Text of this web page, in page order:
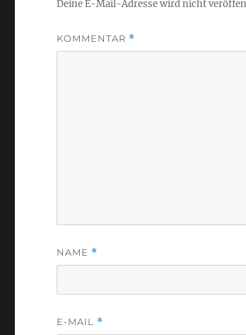
Deine E-Mail-Adresse wird nicht
KOMMENTAR *
NAME *
E-MAIL *